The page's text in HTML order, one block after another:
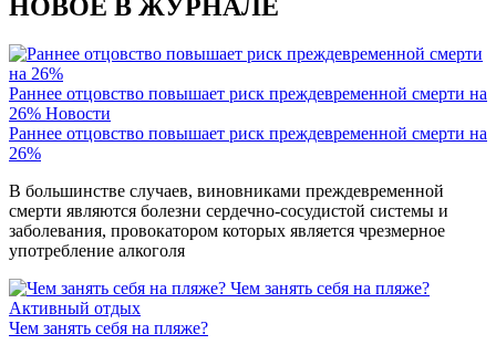
НОВОЕ В ЖУРНАЛЕ
Раннее отцовство повышает риск преждевременной смерти на
26% Новости
Раннее отцовство повышает риск преждевременной смерти на
26%
В большинстве случаев, виновниками преждевременной
смерти являются болезни сердечно-сосудистой системы и
заболевания, провокатором которых является чрезмерное
употребление алкоголя
Чем занять себя на пляже?
Активный отдых
Чем занять себя на пляже?